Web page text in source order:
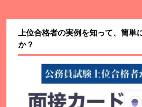
上位合格者の実例を知って、簡単
か？